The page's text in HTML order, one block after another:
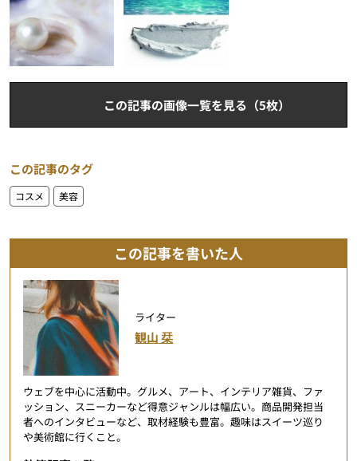
この記事の画像一覧を見る（5枚）
この記事のタグ
コスメ 美容
この記事を書いた人
ライター
観山 栞
ウェブを中心に活動中。グルメ、アート、インテリア雑貨、ファ
ッション、スニーカーなど得意ジャンルは幅広い。商品開発担当
者へのインタビューなど、取材経験も豊富。趣味はスイーツ巡り
や美術館に行くこと。